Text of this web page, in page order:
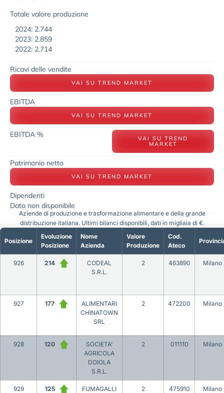
Totale valore produzione
2024: 2.744
2023: 2.859
2022: 2.714
Ricavi delle vendite
VAI SU TREND MARKET
EBITDA
VAI SU TREND MARKET
EBITDA % VAI SU TREND
MARKET
Patrimonio netto
VAI SU TREND MARKET
Dipendenti
Dato non disponibile
Posizione
Evoluzione
Posizione
Nome
Azienda
Valore
Produzione
Cod.
Ateco
926 214
CODEAL
S.R.L.
2 463890 Milano
927 177
ALIMENTARI
CHINATOWN
SRL
2 472200 Milano
928 120
SOCIETA’
AGRICOLA
DOIOLA
S.R.L.
2 011110 Milano
929 125
FUMAGALLI
2 475910 Milano
Aziende di produzione e trasformazione alimentare e della grande
distribuzione italiana. Ultimi bilanci disponibili, dati in migliaia di €.